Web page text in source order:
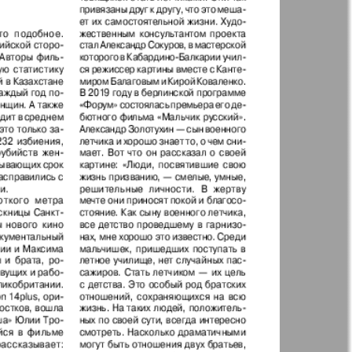
40 Англия
Аугсбург-сити
Будь здоров
info Вечерняя газета
Wadim